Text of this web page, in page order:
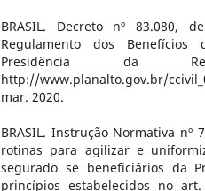
BRASIL. Decreto nº 83.080,
Regulamento dos Benefícios
Presidência da
http://www.planalto.gov.br/
mar. 2020.
BRASIL. Instrução Normativa nº
rotinas para agilizar e
segurado se beneficiários da
princípios estabelecidos no